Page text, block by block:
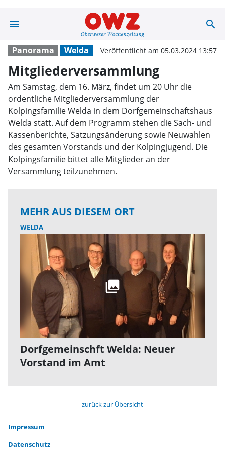
menu search
Panorama Welda Veröffentlicht am 05.03.2024 13:57
Mitgliederversammlung
Am Samstag, dem 16. März, findet um 20 Uhr die
ordentliche Mitgliederversammlung der
Kolpingsfamilie Welda in dem Dorfgemeinschaftshaus
Welda statt. Auf dem Programm stehen die Sach- und
Kassenberichte, Satzungsänderung sowie Neuwahlen
des gesamten Vorstands und der Kolpingjugend. Die
Kolpingsfamilie bittet alle Mitglieder an der
Versammlung teilzunehmen.
MEHR AUS DIESEM ORT
WELDA
Dorfgemeinschft Welda: Neuer
Vorstand im Amt
zurück zur Übersicht
Impressum
Datenschutz